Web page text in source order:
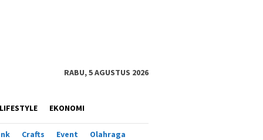
RABU, 5 AGUSTUS 2026
LIFESTYLE EKONOMI
Crafts Event Olahraga